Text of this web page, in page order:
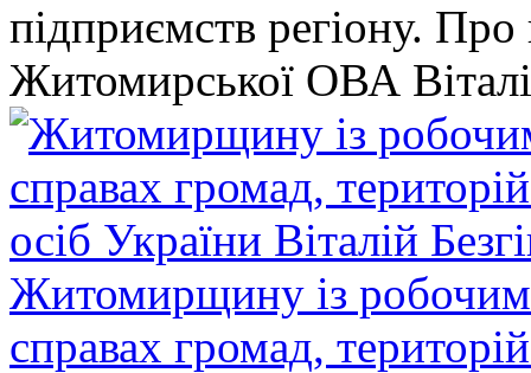
підприємств регіону.
Житомирської ОВА
Житомирщину із робочим
справах громад,